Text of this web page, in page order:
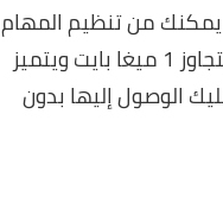
يمكنك من تنظيم المهام
والتطبيقات على أساس التطبيقات الأكثر استخداما بالإضافة إلى أن حجمه صغير جدا ولا يتجاوز 1 ميغا بايت ويتميز
الوصول إليها بدون